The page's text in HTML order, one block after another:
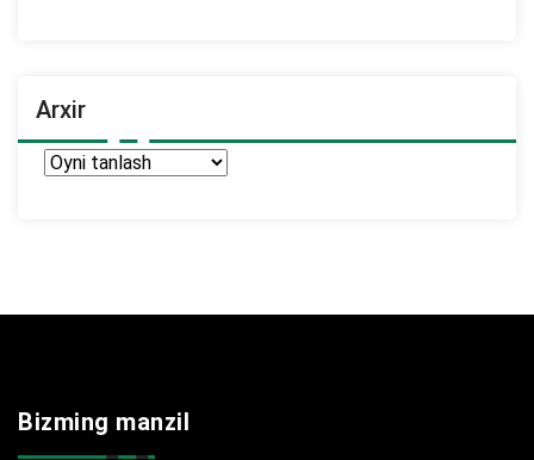
Arxir
Arxir
Bizming manzil